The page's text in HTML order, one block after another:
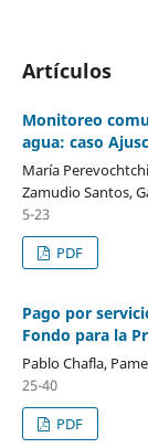
Artículos
Monitoreo
agua: caso
María
Zamudio Santos,
5-23
PDF
Pago por
Fondo para la
Pablo Chafla,
25-40
PDF